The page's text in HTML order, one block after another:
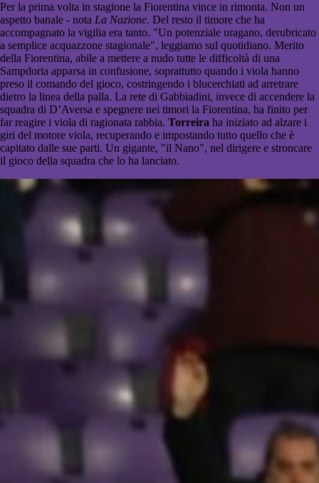
Per la prima volta in stagione la Fiorentina vince in rimonta. Non un
aspetto banale - nota La Nazione. Del resto il timore che ha
accompagnato la vigilia era tanto. "Un potenziale uragano, derubricato
a semplice acquazzone stagionale", leggiamo sul quotidiano. Merito
della Fiorentina, abile a mettere a nudo tutte le difficoltà di una
Sampdoria apparsa in confusione, soprattutto quando i viola hanno
preso il comando del gioco, costringendo i blucerchiati ad arretrare
dietro la linea della palla. La rete di Gabbiadini, invece di accendere la
squadra di D’Aversa e spegnere nei timori la Fiorentina, ha finito per
far reagire i viola di ragionata rabbia. Torreira ha iniziato ad alzare i
giri del motore viola, recuperando e impostando tutto quello che è
capitato dalle sue parti. Un gigante, "il Nano", nel dirigere e stroncare
il gioco della squadra che lo ha lanciato.